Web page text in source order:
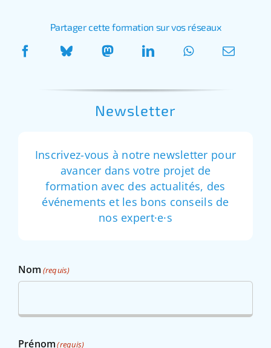
Partager cette formation sur vos réseaux
Newsletter
Inscrivez-vous à notre newsletter pour
avancer dans votre projet de
formation avec des actualités, des
événements et les bons conseils de
nos expert·e·s
Nom (requis)
Prénom(requis)